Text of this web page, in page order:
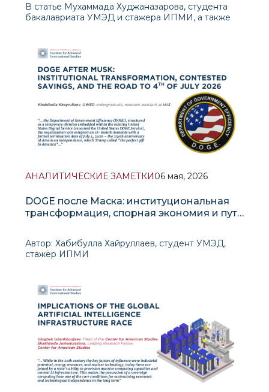
В статье Мухаммада Худжаназарова, студента
бакалавриата УМЭД и стажера ИПМИ, а также
как послевоенный либеральный международный
порядок, построенный во
АНАЛИТИЧЕСКИЕ ЗАМЕТКИ06 мая, 2026
DOGE после Маска: институциональная
трансформация, спорная экономия и путь
Автор: Хабибулла Хайруллаев, студент УМЭД,
стажёр ИПМИ
I. Происхождение и институциональная база
20 января 2025 года &md